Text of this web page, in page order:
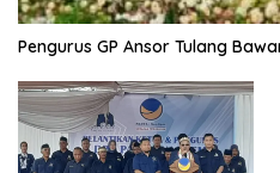
Pengurus GP Ansor Tulang